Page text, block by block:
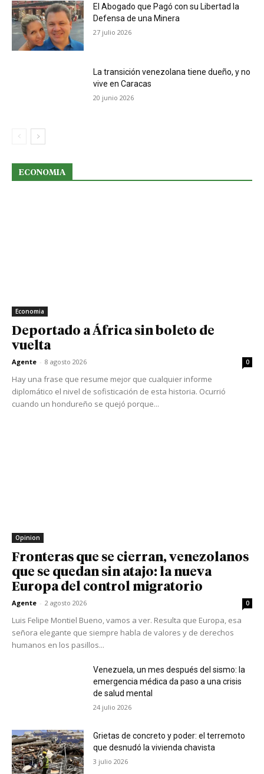
El Abogado que Pagó con su Libertad la
Defensa de una Minera
27 julio 2026
La transición venezolana tiene dueño, y no
vive en Caracas
20 junio 2026
ECONOMIA
Economia
Deportado a África sin boleto de
vuelta
Agente - 8 agosto 2026 0
Hay una frase que resume mejor que cualquier informe
diplomático el nivel de sofisticación de esta historia. Ocurrió
cuando un hondureño se quejó porque...
Opinion
Fronteras que se cierran, venezolanos
que se quedan sin atajo: la nueva
Europa del control migratorio
Agente - 2 agosto 2026 0
Luis Felipe Montiel Bueno, vamos a ver. Resulta que Europa, esa
señora elegante que siempre habla de valores y de derechos
humanos en los pasillos...
Venezuela, un mes después del sismo: la
emergencia médica da paso a una crisis
de salud mental
24 julio 2026
Grietas de concreto y poder: el terremoto
que desnudó la vivienda chavista
3 julio 2026